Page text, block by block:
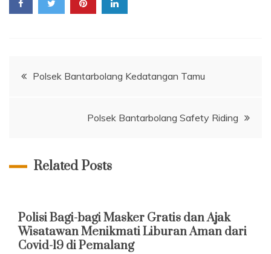
Navigasi
Polsek Bantarbolang Kedatangan Tamu
Polsek Bantarbolang Safety Riding
Related Posts
Polisi Bagi-bagi Masker Gratis dan Ajak
Wisatawan Menikmati Liburan Aman dari
Covid-19 di Pemalang